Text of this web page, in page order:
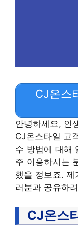
CJ온스
안녕하세요, 인
CJ온스타일 고
수 방법에 대해
주 이용하시는
했을 정보죠. 제
러분과 공유하
CJ온스